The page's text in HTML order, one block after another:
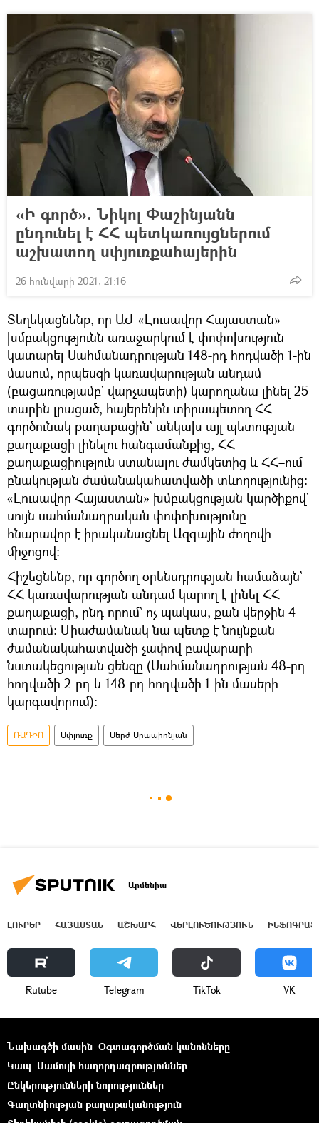
«Ի գործ». Նիկոլ Փաշինյանն
ընդունել է ՀՀ պետկառույցներում
աշխատող սփյուռքահայերին
26 հունվարի 2021, 21:16
Տեղեկացնենք, որ ԱԺ «Լուսավոր Հայաստան»
խմբակցությունն առաջարկում է փոփոխություն
կատարել Սահմանադրության 148-րդ հոդվածի 1-ին
մասում, որպեսզի կառավարության անդամ
(բացառությամբ` վարչապետի) կարողանա լինել 25
տարին լրացած, հայերենին տիրապետող ՀՀ
գործունակ քաղաքացին` անկախ այլ պետության
քաղաքացի լինելու հանգամանքից, ՀՀ
քաղաքացիություն ստանալու ժամկետից և ՀՀ–ում
բնակության ժամանակահատվածի տևողությունից։
«Լուսավոր Հայաստան» խմբակցության կարծիքով`
սույն սահմանադրական փոփոխությունը
հնարավոր է իրականացնել Ազգային ժողովի
միջոցով։
Հիշեցնենք, որ գործող օրենսդրության համաձայն`
ՀՀ կառավարության անդամ կարող է լինել ՀՀ
քաղաքացի, ընդ որում` ոչ պակաս, քան վերջին 4
տարում։ Միաժամանակ նա պետք է նույնքան
ժամանակահատվածի չափով բավարարի
նստակեցության ցենզը (Սահմանադրության 48-րդ
հոդվածի 2-րդ և 148-րդ հոդվածի 1-ին մասերի
կարգավորում)։
ՌԱԴԻՈ Սփյուռք Սերժ Սրապիոնյան
Արմենիա
ԼՈՒՐԵՐ ՀԱՅԱՍՏԱՆ ԱՇԽԱՐՀ ՎԵՐԼՈՒԾՈՒԹՅՈՒՆ
Rutube Telegram ТikТоk VK
Նախագծի մասին Օգտագործման կանոնները
Կապ Մամուլի հաղորդագրություններ
Ընկերությունների նորություններ
Գաղտնիության քաղաքականություն